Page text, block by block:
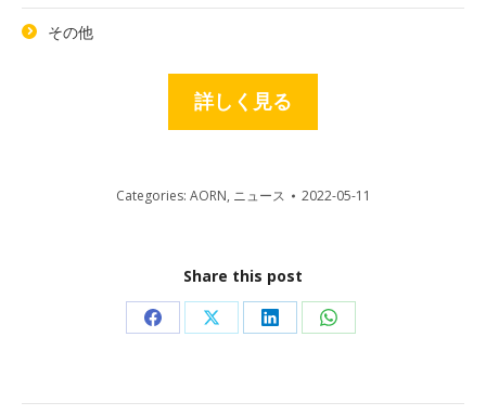
その他
詳しく見る
Categories: AORN, ニュース 2022-05-11
Share this post
Share
Facebook
Share
X
Share
LinkedIn
Share
WhatsApp